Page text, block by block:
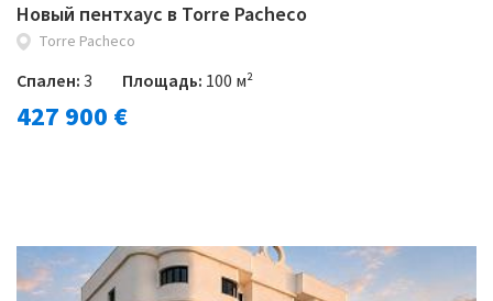
Новый пентхаус в Torre Pacheco
Torre Pacheco
Спален:3 Площадь: 100 м²
427 900 €